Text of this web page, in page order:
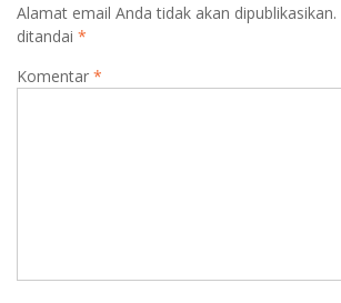
Alamat email Anda tidak akan dipublikasikan.
ditandai *
Komentar *